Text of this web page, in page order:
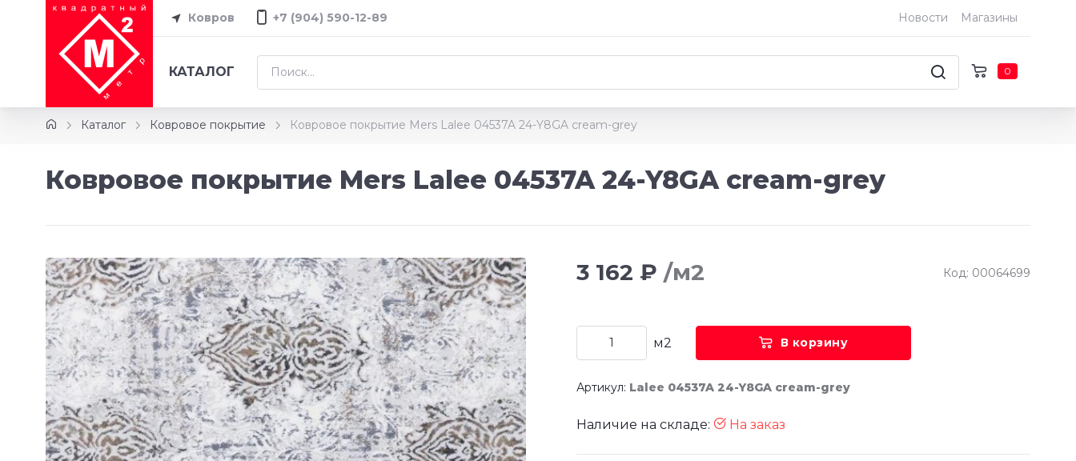
Ковров +7 (904) 590-12-89 Новости Магазины
КАТАЛОГ 0
Каталог Ковровое покрытие Ковровое покрытие Mers Lalee 04537A 24-Y8GA cream-grey
Ковровое покрытие Mers Lalee 04537A 24-Y8GA cream-grey
3 162 ₽ /м2 Код: 00064699
м2 В корзину
Артикул: Lalee 04537A 24-Y8GA cream-grey
Наличие на складе: На заказ